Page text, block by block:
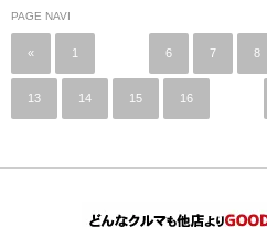
PAGE NAVI
« 1 6 7 8
13 14 15 16